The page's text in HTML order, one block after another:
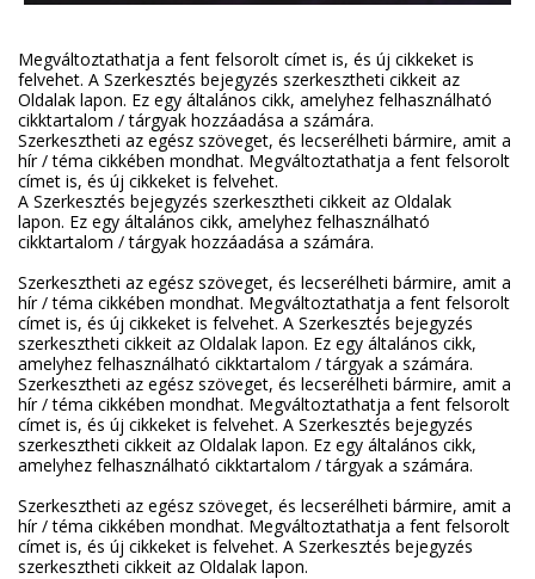
Megváltoztathatja a fent felsorolt címet is, és új cikkeket is
felvehet. A Szerkesztés bejegyzés szerkesztheti cikkeit az
Oldalak lapon. Ez egy általános cikk, amelyhez felhasználható
cikktartalom / tárgyak hozzáadása a számára.
Szerkesztheti az egész szöveget, és lecserélheti bármire, amit a
hír / téma cikkében mondhat. Megváltoztathatja a fent felsorolt
címet is, és új cikkeket is felvehet.
A Szerkesztés bejegyzés szerkesztheti cikkeit az Oldalak
lapon. Ez egy általános cikk, amelyhez felhasználható
cikktartalom / tárgyak hozzáadása a számára.
Szerkesztheti az egész szöveget, és lecserélheti bármire, amit a
hír / téma cikkében mondhat. Megváltoztathatja a fent felsorolt
címet is, és új cikkeket is felvehet. A Szerkesztés bejegyzés
szerkesztheti cikkeit az Oldalak lapon. Ez egy általános cikk,
amelyhez felhasználható cikktartalom / tárgyak a számára.
Szerkesztheti az egész szöveget, és lecserélheti bármire, amit a
hír / téma cikkében mondhat. Megváltoztathatja a fent felsorolt
címet is, és új cikkeket is felvehet. A Szerkesztés bejegyzés
szerkesztheti cikkeit az Oldalak lapon. Ez egy általános cikk,
amelyhez felhasználható cikktartalom / tárgyak a számára.
Szerkesztheti az egész szöveget, és lecserélheti bármire, amit a
hír / téma cikkében mondhat. Megváltoztathatja a fent felsorolt
címet is, és új cikkeket is felvehet. A Szerkesztés bejegyzés
szerkesztheti cikkeit az Oldalak lapon.